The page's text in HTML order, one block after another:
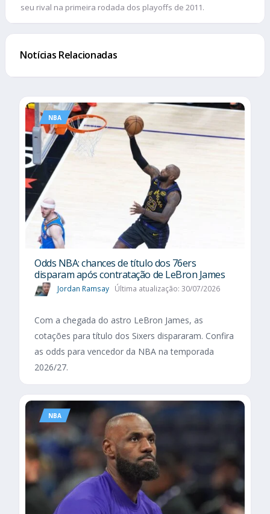
seu rival na primeira rodada dos playoffs de 2011.
Notícias Relacionadas
NBA
Odds NBA: chances de título dos 76ers
disparam após contratação de LeBron James
Jordan Ramsay Última atualização: 30/07/2026
Com a chegada do astro LeBron James, as
cotações para título dos Sixers dispararam. Confira
as odds para vencedor da NBA na temporada
2026/27.
NBA